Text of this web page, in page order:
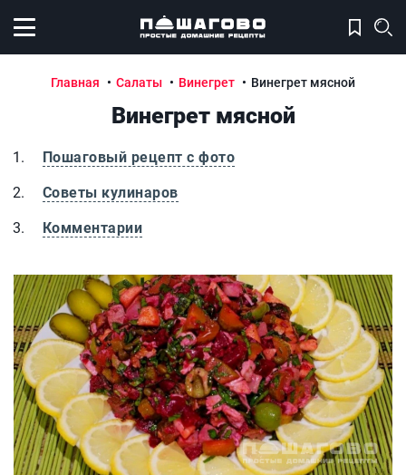
Открыть меню
Главная Салаты Винегрет Винегрет мясной
Винегрет мясной
Пошаговый рецепт с фото
Советы кулинаров
Комментарии
Винегрет мясной